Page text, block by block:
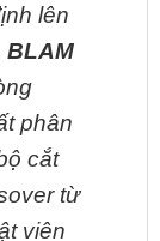
lên
BLAM
phân
cắt
từ
viên